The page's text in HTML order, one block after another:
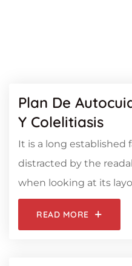
Plan De
Y Colelitiasis
It is a long established
distracted by the
when looking at its
READ MORE